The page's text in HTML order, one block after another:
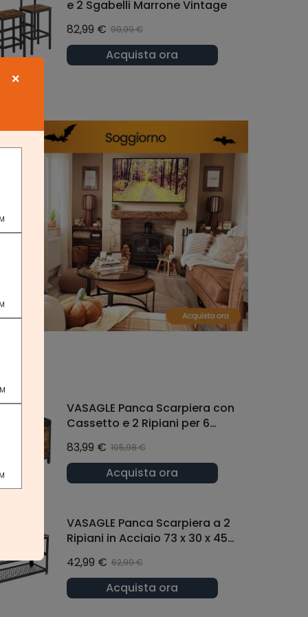
e 2 Sgabelli Marrone Vintage
82,99 € 99,99 €
Acquista ora
VASAGLE Panca Scarpiera con
Cassetto e 2 Ripiani per 6
83,99 € 105,98 €
Acquista ora
VASAGLE Panca Scarpiera a 2
Ripiani in Acciaio 73 x 30 x 45
42,99 € 62,99 €
Acquista ora
×